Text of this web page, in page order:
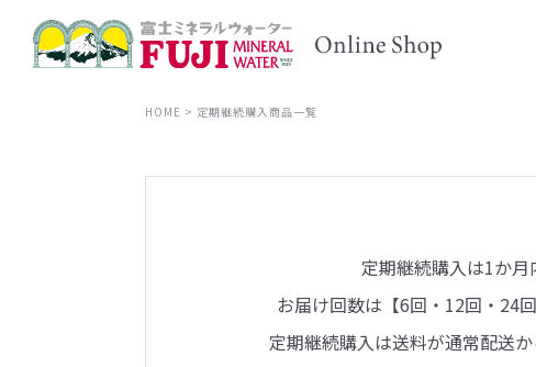
HOME 定期継続購入商品一覧
定期継続購入は1か月
お届け回数は【6回・12回・24
定期継続購入は送料が通常配送か